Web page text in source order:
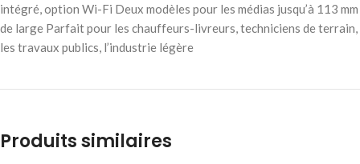
intégré, option Wi-Fi Deux modèles pour les médias jusqu’à 113 mm
de large Parfait pour les chauffeurs-livreurs, techniciens de terrain,
les travaux publics, l’industrie légère
Produits similaires